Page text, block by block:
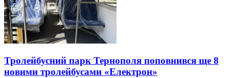
Тролейбусний парк Тернополя поповнився ще 8
новими тролейбусами «Електрон»